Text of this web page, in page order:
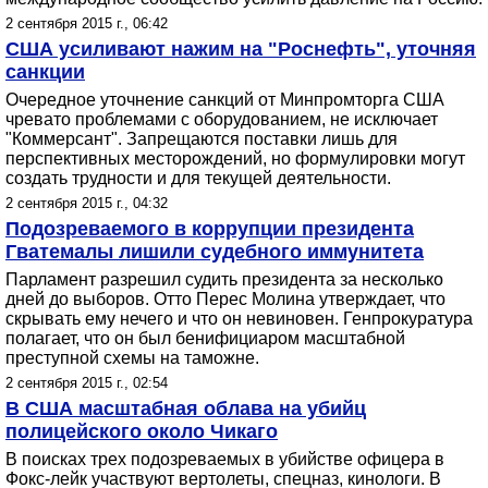
2 сентября 2015 г., 06:42
США усиливают нажим на "Роснефть", уточняя
санкции
Очередное уточнение санкций от Минпромторга США
чревато проблемами с оборудованием, не исключает
"Коммерсант". Запрещаются поставки лишь для
перспективных месторождений, но формулировки могут
создать трудности и для текущей деятельности.
2 сентября 2015 г., 04:32
Подозреваемого в коррупции президента
Гватемалы лишили судебного иммунитета
Парламент разрешил судить президента за несколько
дней до выборов. Отто Перес Молина утверждает, что
скрывать ему нечего и что он невиновен. Генпрокуратура
полагает, что он был бенифициаром масштабной
преступной схемы на таможне.
2 сентября 2015 г., 02:54
В США масштабная облава на убийц
полицейского около Чикаго
В поисках трех подозреваемых в убийстве офицера в
Фокс-лейк участвуют вертолеты, спецназ, кинологи. В